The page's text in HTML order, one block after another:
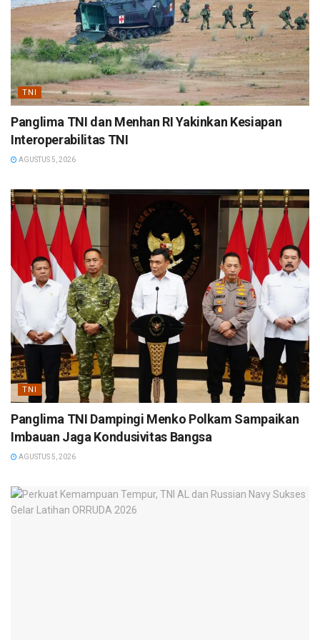
TNI
Panglima TNI dan Menhan RI Yakinkan Kesiapan
Interoperabilitas TNI
AGUSTUS 5, 2026
TNI
Panglima TNI Dampingi Menko Polkam Sampaikan
Imbauan Jaga Kondusivitas Bangsa
AGUSTUS 5, 2026